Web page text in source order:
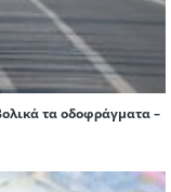
τα οδοφράγματα –